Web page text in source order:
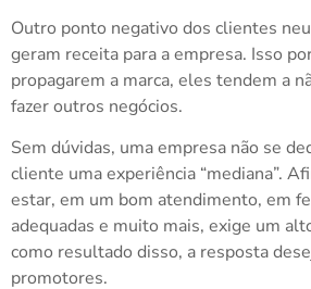
Outro ponto negativo dos clientes
geram receita para a empresa. Isso
propagarem a marca, eles tendem a
fazer outros negócios.
Sem dúvidas, uma empresa não se
cliente uma experiência “mediana”.
estar, em um bom atendimento, em
adequadas e muito mais, exige um
como resultado disso, a resposta
promotores.